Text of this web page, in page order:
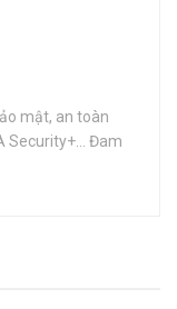
mật, an toàn
Security+... Đam